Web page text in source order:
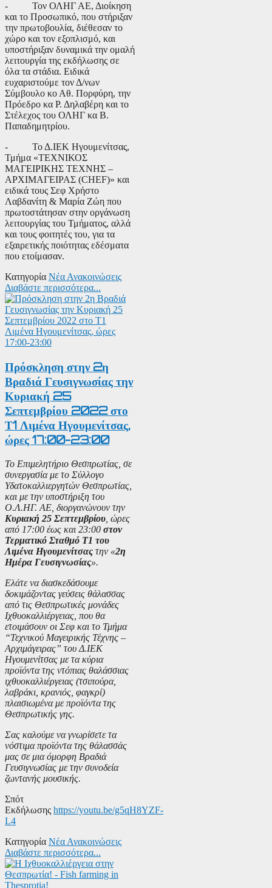
- Τον ΟΛΗΓ ΑΕ, Διοίκηση
και το Προσωπικό, που στήριξαν
την πρωτοβουλία, διέθεσαν το
χώρο και τον εξοπλισμό, και
υποστήριξαν δυναμικά την ομαλή
λειτουργία της εκδήλωσης σε
όλα τα στάδια. Ειδικά
ευχαριστούμε τον Δ/νων
Σύμβουλο κο Αθ. Πορφύρη, την
Πρόεδρο κα Ρ. Δηλαβέρη και το
Στέλεχος του ΟΛΗΓ κα Β.
Παπαδημητρίου.
- Το Δ.ΙΕΚ Ηγουμενίτσας,
Τμήμα «ΤΕΧΝΙΚΟΣ
ΜΑΓΕΙΡΙΚΗΣ ΤΕΧΝΗΣ –
ΑΡΧΙΜΑΓΕΙΡΑΣ (CHEF)» και
ειδικά τους Σεφ Χρήστο
Λαβδανίτη & Μαρία Ζώη που
πρωτοστάτησαν στην οργάνωση
λειτουργίας του Τμήματος, αλλά
και τους φοιτητές του, για τα
εξαιρετικής ποιότητας εδέσματα
που ετοίμασαν.
Κατηγορία Νέα Ανακοινώσεις
Διαβάστε περισσότερα...
Πρόσκληση στην 2η
Βραδιά Γευσιγνωσίας την
Κυριακή 25
Σεπτεμβρίου 2022 στο
Τ1 Λιμένα Ηγουμενίτσας,
ώρες 17:00-23:00
Το Επιμελητήριο Θεσπρωτίας, σε
συνεργασία με το Σύλλογο
Υδατοκαλλιεργητών Θεσπρωτίας,
και με την υποστήριξη του
Ο.Λ.ΗΓ. ΑΕ, διοργανώνουν την
Κυριακή 25 Σεπτεμβρίου , ώρες
από 17:00 έως και 23:00 στον
Τερματικό Σταθμό Τ1 του
Λιμένα Ηγουμενίτσας την «2η
Ημέρα Γευσιγνωσίας».
Ελάτε να διασκεδάσουμε
δοκιμάζοντας γεύσεις θάλασσας
από τις Θεσπρωτικές μονάδες
Ιχθυοκαλλιέργειας, που θα
ετοιμάσουν οι Σεφ και το Τμήμα
“Τεχνικού Μαγειρικής Τέχνης –
Αρχιμάγειρας” του Δ.ΙΕΚ
Ηγουμενίτσας με τα κύρια
προϊόντα της ντόπιας θαλάσσιας
ιχθυοκαλλιέργειας (τσιπούρα,
λαβράκι, κρανιός, φαγκρί)
πλαισιωμένα με προϊόντα της
Θεσπρωτικής γης.
Σας καλούμε να γνωρίσετε τα
νόστιμα προϊόντα της θάλασσάς
μας σε μια όμορφη Βραδιά
Γευσιγνωσίας με την συνοδεία
ζωντανής μουσικής.
Σπότ
Εκδήλωσης https://youtu.be/g5qH8YZF-
L4
Κατηγορία Νέα Ανακοινώσεις
Διαβάστε περισσότερα...